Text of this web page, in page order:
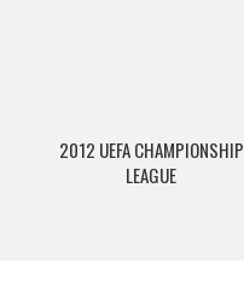
2012 UEFA CHAMPIONSHIP
LEAGUE